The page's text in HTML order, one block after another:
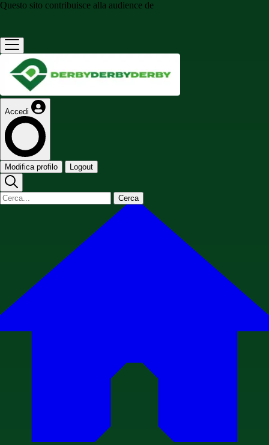
Questo sito contribuisce alla audience de
Accedi
Modifica profilo Logout
Cerca